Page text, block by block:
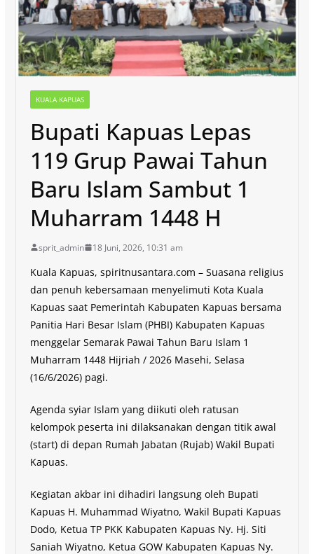
KUALA KAPUAS
Bupati Kapuas Lepas
119 Grup Pawai Tahun
Baru Islam Sambut 1
Muharram 1448 H
sprit_admin 18 Juni, 2026, 10:31 am
Kuala Kapuas, spiritnusantara.com – Suasana religius
dan penuh kebersamaan menyelimuti Kota Kuala
Kapuas saat Pemerintah Kabupaten Kapuas bersama
Panitia Hari Besar Islam (PHBI) Kabupaten Kapuas
menggelar Semarak Pawai Tahun Baru Islam 1
Muharram 1448 Hijriah / 2026 Masehi, Selasa
(16/6/2026) pagi.
Agenda syiar Islam yang diikuti oleh ratusan
kelompok peserta ini dilaksanakan dengan titik awal
(start) di depan Rumah Jabatan (Rujab) Wakil Bupati
Kapuas.
Kegiatan akbar ini dihadiri langsung oleh Bupati
Kapuas H. Muhammad Wiyatno, Wakil Bupati Kapuas
Dodo, Ketua TP PKK Kabupaten Kapuas Ny. Hj. Siti
Saniah Wiyatno, Ketua GOW Kabupaten Kapuas Ny.